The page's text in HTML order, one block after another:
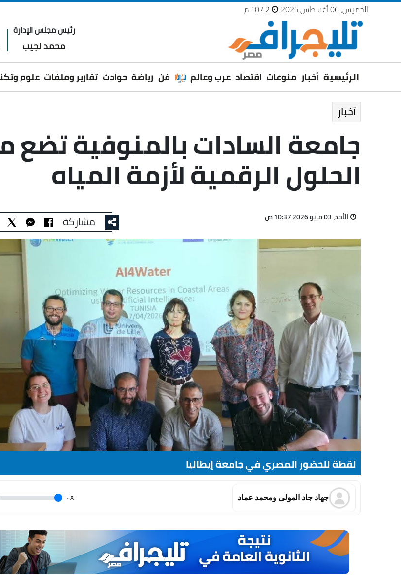
الخميس، 06 أغسطس 2026
رئيس مجلس الإدارة
محمد نجيب
الرئيسية أخبار منوعات اقتصاد عرب وعالم فن رياضة حوادث تقارير وملفات علوم
أخبار
جامعة السادات بالمنوفية
الحلول الرقمية لأزمة المياه
الأحد، 03 مايو 2026 10:37 ص مشاركة
لقطة للحضور المصري في جامعة إيطاليا
جهاد جاد المولى ومحمد عماد A
.